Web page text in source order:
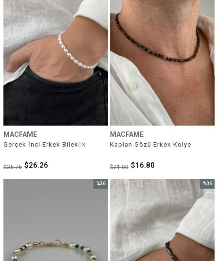
MACFAME
Gerçek İnci Erkek Bileklik
$26.26
$36.76
MACFAME
Kaplan Gözü Erkek Kolye
$16.80
$21.00
%36
%36İndirim
%36
İndirim